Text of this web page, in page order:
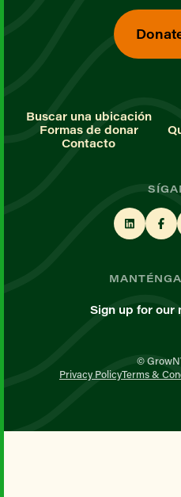
Buscar una ubicación
Formas de donar
Contacto
Sign up for our
©
Privacy PolicyTerms &